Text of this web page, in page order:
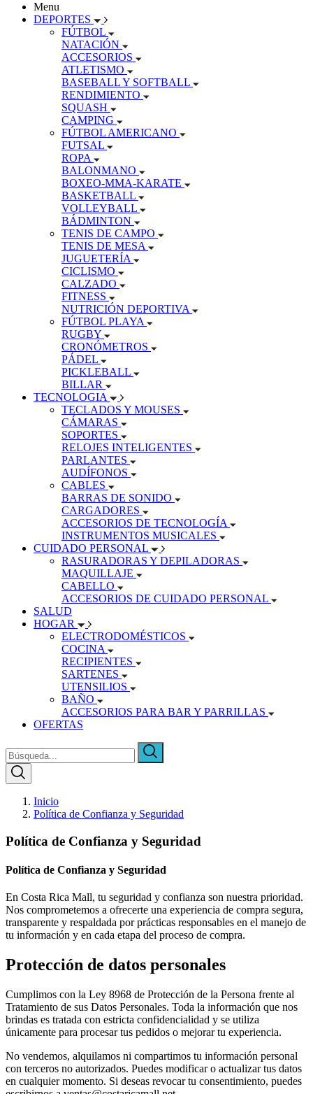
Menu
DEPORTES
FÚTBOL
NATACIÓN
ACCESORIOS
ATLETISMO
BASEBALL Y SOFTBALL
RENDIMIENTO
SQUASH
CAMPING
FÚTBOL AMERICANO
FUTSAL
ROPA
BALONMANO
BOXEO-MMA-KARATE
BASKETBALL
VOLLEYBALL
BÁDMINTON
TENIS DE CAMPO
TENIS DE MESA
JUGUETERÍA
CICLISMO
CALZADO
FITNESS
NUTRICIÓN DEPORTIVA
FÚTBOL PLAYA
RUGBY
CRONÓMETROS
PÁDEL
PICKLEBALL
BILLAR
TECNOLOGIA
TECLADOS Y MOUSES
CÁMARAS
SOPORTES
RELOJES INTELIGENTES
PARLANTES
AUDÍFONOS
CABLES
BARRAS DE SONIDO
CARGADORES
ACCESORIOS DE TECNOLOGÍA
INSTRUMENTOS MUSICALES
CUIDADO PERSONAL
RASURADORAS Y DEPILADORAS
MAQUILLAJE
CABELLO
ACCESORIOS DE CUIDADO PERSONAL
SALUD
HOGAR
ELECTRODOMÉSTICOS
COCINA
RECIPIENTES
SARTENES
UTENSILIOS
BAÑO
ACCESORIOS PARA BAR Y PARRILLAS
OFERTAS
Inicio
Política de Confianza y Seguridad
Política de Confianza y Seguridad
Política de Confianza y Seguridad
En Costa Rica Mall, tu seguridad y confianza son nuestra prioridad.
Nos comprometemos a ofrecerte una experiencia de compra segura,
transparente y respaldada por prácticas responsables en el manejo de
tu información y en cada etapa del proceso de compra.
Protección de datos personales
Cumplimos con la Ley 8968 de Protección de la Persona frente al
Tratamiento de sus Datos Personales. Toda la información que nos
brindas es tratada con estricta confidencialidad y se utiliza
únicamente para procesar tus pedidos o mejorar tu experiencia.
No vendemos, alquilamos ni compartimos tu información personal
con terceros no autorizados. Puedes modificar o actualizar tus datos
en cualquier momento. Si deseas revocar tu consentimiento, puedes